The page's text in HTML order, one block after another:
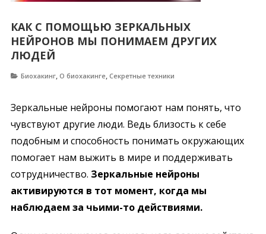
КАК С ПОМОЩЬЮ ЗЕРКАЛЬНЫХ
НЕЙРОНОВ МЫ ПОНИМАЕМ ДРУГИХ
ЛЮДЕЙ
Биохакинг, О биохакинге, Секретные техники
Зеркальные нейроны помогают нам понять, что
чувствуют другие люди. Ведь близость к себе
подобным и способность понимать окружающих
помогает нам выжить в мире и поддерживать
сотрудничество. Зеркальные нейроны
активируются в тот момент, когда мы
наблюдаем за чьими-то действиями.